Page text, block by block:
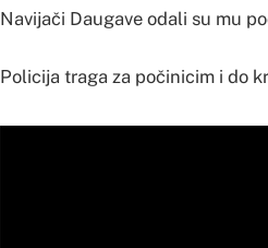
Navijači Daugave odali su mu
Policija traga za počinicim i do